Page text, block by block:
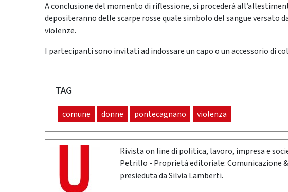
A conclusione del momento di riflessione, si procederà
depositeranno delle scarpe rosse quale simbolo del sangue
violenze.
I partecipanti sono invitati ad indossare un capo o un accessorio di
TAG
comune donne pontecagnano violenza
Rivista on line di politica, lavoro, impresa e
Petrillo - Proprietà editoriale: Comunicazione
presieduta da Silvia Lamberti.